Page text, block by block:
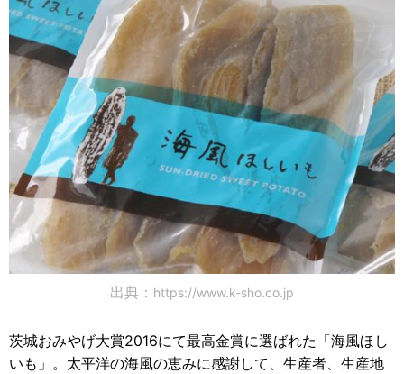
出典： https://www.k-sho.co.jp
茨城おみやげ大賞2016にて最高金賞に選ばれた「海風ほし
いも」。太平洋の海風の恵みに感謝して、生産者、生産地